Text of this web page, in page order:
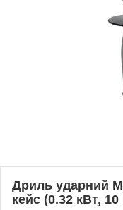
Дриль ударний
кейс (0.32 кВт,